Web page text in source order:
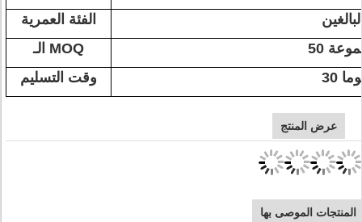
الفئة العمرية
الـ MOQ
وقت التسليم
يوما
عرض المنتج
المنتجات الموصى بها